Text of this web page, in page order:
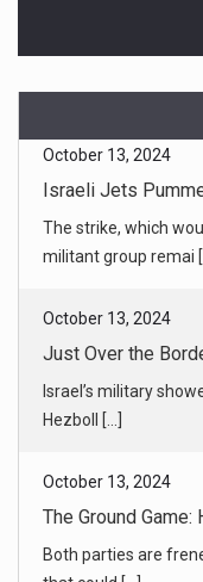
October 13, 2024
Just Over the
Israel’s military
Hezboll [...]
October 13, 2024
The Ground Game:
Both parties are
that could [...]
October 13, 2024
Latino voters said